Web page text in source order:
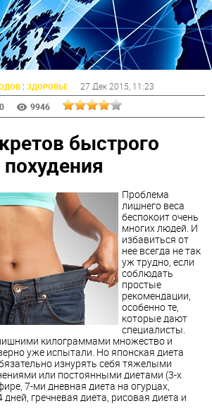
: ЗДОРОВЬЕ 27 Дек 2015 , 11:23
0
9946
быстрого
похудения
Проблема
лишнего веса
беспокоит очень
многих людей. И
избавиться от
нее всегда не так
уж трудно, если
соблюдать
простые
рекомендации,
особенно те,
которые дают
специалисты.
килограммами множество и
уже испытали. Но японская диета
изнурять себя тяжелыми
или постоянными диетами (3-х
7-ми дневная диета на огурцах,
гречневая диета, рисовая диета и